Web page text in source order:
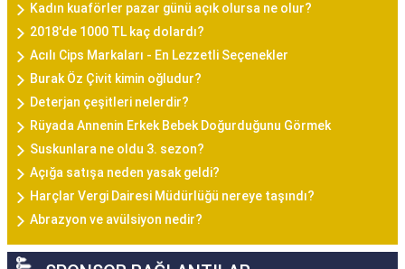
Kadın kuaförler pazar günü açık olursa ne olur?
2018'de 1000 TL kaç dolardı?
Acılı Cips Markaları - En Lezzetli Seçenekler
Burak Öz Çivit kimin oğludur?
Deterjan çeşitleri nelerdir?
Rüyada Annenin Erkek Bebek Doğurduğunu Görmek
Suskunlara ne oldu 3. sezon?
Açığa satışa neden yasak geldi?
Harçlar Vergi Dairesi Müdürlüğü nereye taşındı?
Abrazyon ve avülsiyon nedir?